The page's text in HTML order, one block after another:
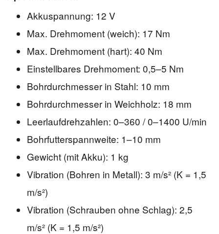
Akkuspannung: 12 V
Max. Drehmoment (weich): 17 Nm
Max. Drehmoment (hart): 40 Nm
Einstellbares Drehmoment: 0,5–5 Nm
Bohrdurchmesser in Stahl: 10 mm
Bohrdurchmesser in Weichholz: 18 mm
Leerlaufdrehzahlen: 0–360 / 0–1400 U/min
Bohrfutterspannweite: 1–10 mm
Gewicht (mit Akku): 1 kg
Vibration (Bohren in Metall): 3 m/s² (K = 1,5
m/s²)
Vibration (Schrauben ohne Schlag): 2,5
m/s² (K = 1,5 m/s²)